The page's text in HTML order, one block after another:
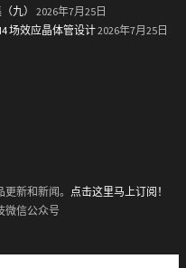
九）
2026年7月25日
场效应晶体管设计2026年7月25日
新和新闻。 点击这里马上订阅！
微信公众号